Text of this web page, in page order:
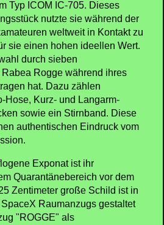
Typ ICOM IC-705. Dieses
nutzte sie während der
weltweit in Kontakt zu
sie einen hohen ideellen Wert.
durch sieben
Rogge während ihres
hat. Dazu zählen
Hose, Kurz- und Langarm-
sowie ein Stirnband. Diese
authentischen Eindruck vom
Exponat ist ihr
Quarantänebereich vor dem
Zentimeter große Schild ist in
Raumanzugs gestaltet
"ROGGE" als